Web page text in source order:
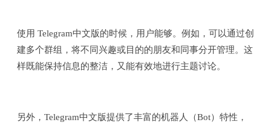
使用 Telegram中文版的时候，用户能够。例如，可以通过创
建多个群组，将不同兴趣或目的的朋友和同事分开管理。这
样既能保持信息的整洁，又能有效地进行主题讨论。
另外，Telegram中文版提供了丰富的机器人（Bot）特性，